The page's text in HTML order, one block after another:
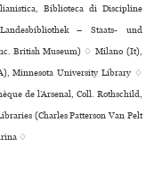
Biblioteca di Discipline
– Staats- und
British Museum) ♢ Milano (It),
Minnesota University Library ♢
de l’Arsenal, Coll. Rothschild,
(Charles Patterson Van Pelt
♢